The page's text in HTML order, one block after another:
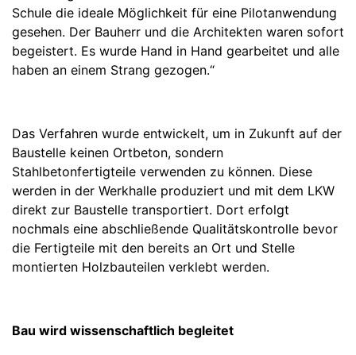
Schule die ideale Möglichkeit für eine Pilotanwendung
gesehen. Der Bauherr und die Architekten waren sofort
begeistert. Es wurde Hand in Hand gearbeitet und alle
haben an einem Strang gezogen.“
Das Verfahren wurde entwickelt, um in Zukunft auf der
Baustelle keinen Ortbeton, sondern
Stahlbetonfertigteile verwenden zu können. Diese
werden in der Werkhalle produziert und mit dem LKW
direkt zur Baustelle transportiert. Dort erfolgt
nochmals eine abschließende Qualitätskontrolle bevor
die Fertigteile mit den bereits an Ort und Stelle
montierten Holzbauteilen verklebt werden.
Bau wird wissenschaftlich begleitet